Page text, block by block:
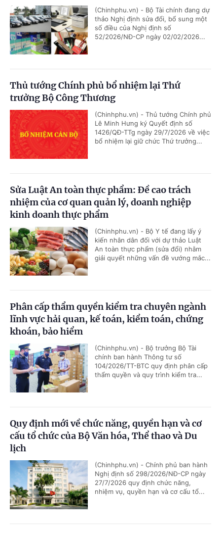
(Chinhphu.vn) - Bộ Tài chính đang dự
thảo Nghị định sửa đổi, bổ sung một
số điều của Nghị định số
52/2026/NĐ-CP ngày 02/02/2026...
Thủ tướng Chính phủ bổ nhiệm lại Thứ
trưởng Bộ Công Thương
(Chinhphu.vn) - Thủ tướng Chính phủ
Lê Minh Hưng ký Quyết định số
1426/QĐ-TTg ngày 29/7/2026 về việc
bổ nhiệm lại giữ chức Thứ trưởng...
Sửa Luật An toàn thực phẩm: Đề cao trách
nhiệm của cơ quan quản lý, doanh nghiệp
kinh doanh thực phẩm
(Chinhphu.vn) - Bộ Y tế đang lấy ý
kiến nhân dân đối với dự thảo Luật
An toàn thực phẩm (sửa đổi) nhằm
giải quyết những vấn đề vướng mắc...
Phân cấp thẩm quyền kiểm tra chuyên ngành
lĩnh vực hải quan, kế toán, kiểm toán, chứng
khoán, bảo hiểm
(Chinhphu.vn) - Bộ trưởng Bộ Tài
chính ban hành Thông tư số
104/2026/TT-BTC quy định phân cấp
thẩm quyền và quy trình kiểm tra...
Quy định mới về chức năng, quyền hạn và cơ
cấu tổ chức của Bộ Văn hóa, Thể thao và Du
lịch
(Chinhphu.vn) - Chính phủ ban hành
Nghị định số 298/2026/NĐ-CP ngày
27/7/2026 quy định chức năng,
nhiệm vụ, quyền hạn và cơ cấu tổ...